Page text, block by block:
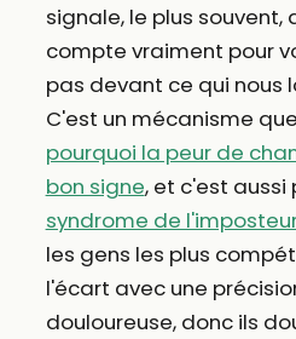
signale, le plus souvent,
compte vraiment pour
pas devant ce qui nous
C'est un mécanisme
pourquoi la peur de
bon signe, et c'est aussi
syndrome de
les gens les plus
l'écart avec une
douloureuse, donc ils